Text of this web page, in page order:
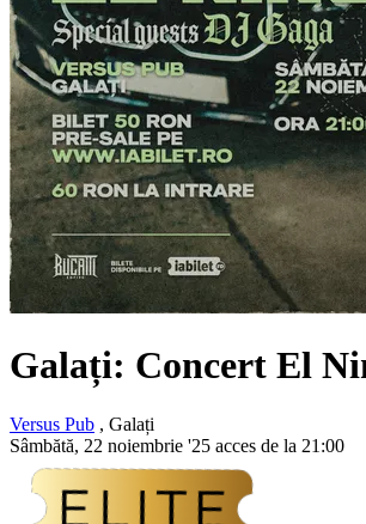
Galați: Concert El
Versus Pub , Galați
Sâmbătă, 22 noiembrie '25 acces de la 21:00